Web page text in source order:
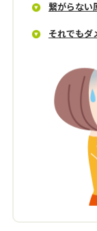
繋がらない
それでもダ